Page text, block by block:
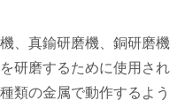
、真鍮研磨機、銅研磨機
研磨するために使用され
類の金属で動作するよう